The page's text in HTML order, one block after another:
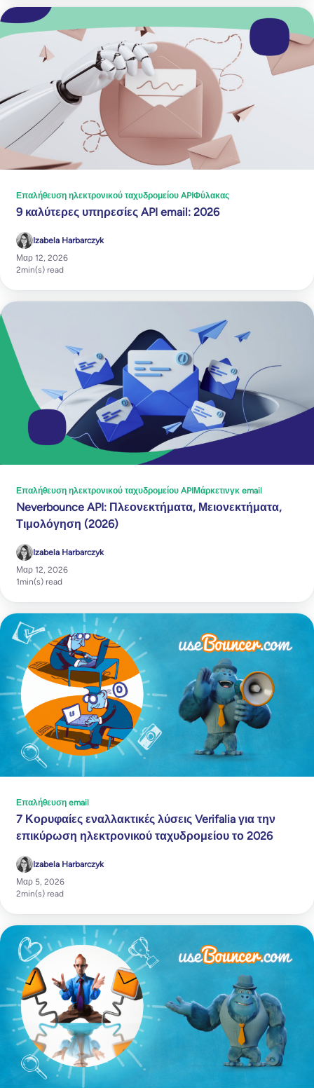
Επαλήθευση ηλεκτρονικού ταχυδρομείου API Φύλακας
9 καλύτερες υπηρεσίες API email: 2026
Izabela Harbarczyk
Μαρ 12, 2026
2min(s) read
Επαλήθευση ηλεκτρονικού ταχυδρομείου API Μάρκετινγκ email
Neverbounce API: Πλεονεκτήματα, Μειονεκτήματα,
Τιμολόγηση (2026)
Izabela Harbarczyk
Μαρ 12, 2026
1min(s) read
Επαλήθευση email
7 Κορυφαίες εναλλακτικές λύσεις Verifalia για την
επικύρωση ηλεκτρονικού ταχυδρομείου το 2026
Izabela Harbarczyk
Μαρ 5, 2026
2min(s) read